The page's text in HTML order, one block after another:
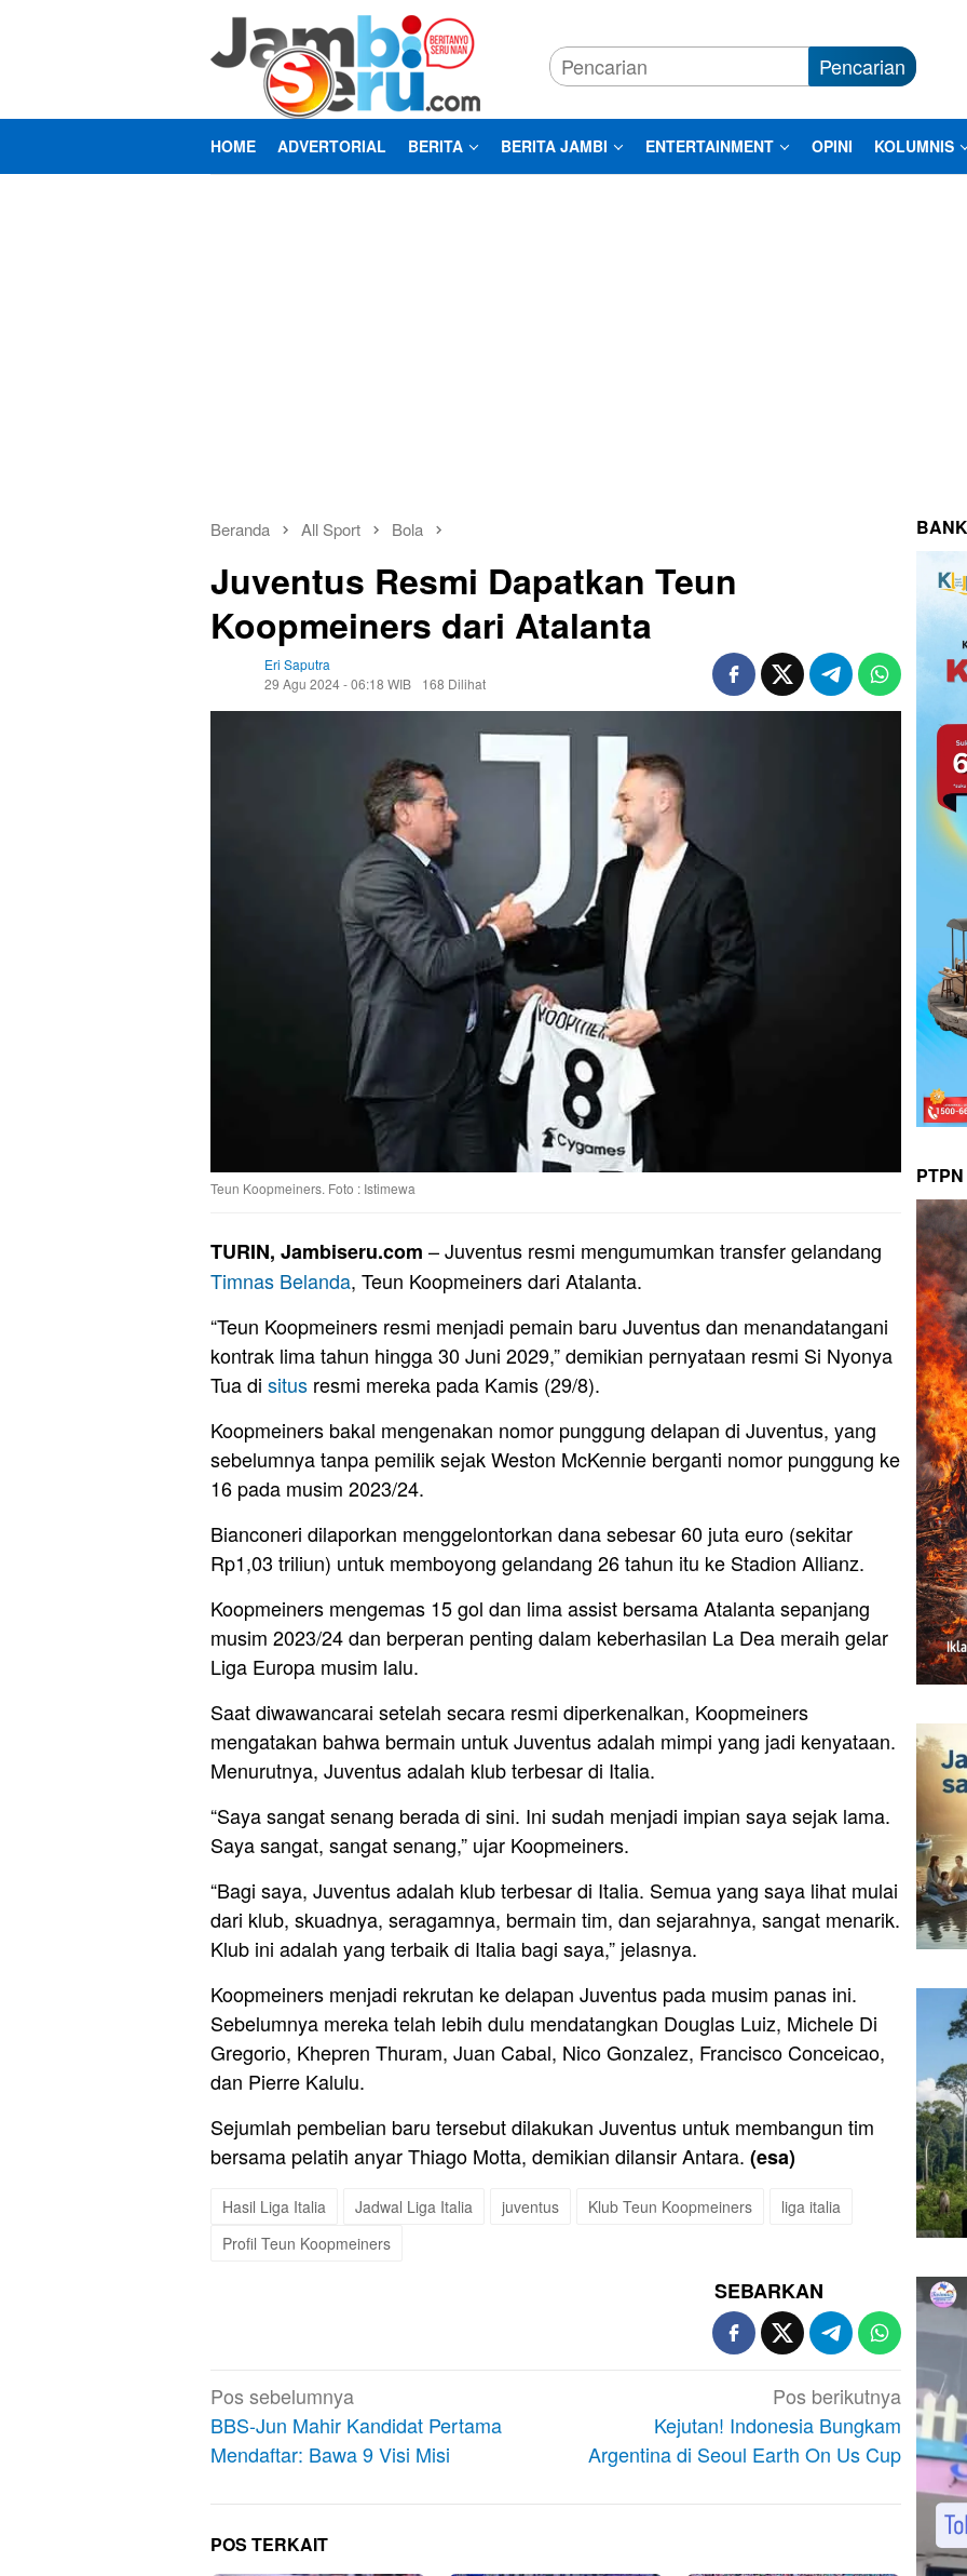
Pencarian
HOME ADVERTORIAL BERITA BERITA JAMBI ENTERTAINMENT OPINI KOLUMNIS
Beranda All Sport Bola
Juventus Resmi Dapatkan Teun
Koopmeiners dari Atalanta
Eri Saputra
29 Agu 2024 - 06:18 WIB
168 Dilihat
Teun Koopmeiners. Foto : Istimewa
TURIN, Jambiseru.com – Juventus resmi mengumumkan transfer gelandang
Timnas Belanda, Teun Koopmeiners dari Atalanta.
“Teun Koopmeiners resmi menjadi pemain baru Juventus dan menandatangani
kontrak lima tahun hingga 30 Juni 2029,” demikian pernyataan resmi Si Nyonya
Tua di situs resmi mereka pada Kamis (29/8).
Koopmeiners bakal mengenakan nomor punggung delapan di Juventus, yang
sebelumnya tanpa pemilik sejak Weston McKennie berganti nomor punggung ke
16 pada musim 2023/24.
Bianconeri dilaporkan menggelontorkan dana sebesar 60 juta euro (sekitar
Rp1,03 triliun) untuk memboyong gelandang 26 tahun itu ke Stadion Allianz.
Koopmeiners mengemas 15 gol dan lima assist bersama Atalanta sepanjang
musim 2023/24 dan berperan penting dalam keberhasilan La Dea meraih gelar
Liga Europa musim lalu.
Saat diwawancarai setelah secara resmi diperkenalkan, Koopmeiners
mengatakan bahwa bermain untuk Juventus adalah mimpi yang jadi kenyataan.
Menurutnya, Juventus adalah klub terbesar di Italia.
“Saya sangat senang berada di sini. Ini sudah menjadi impian saya sejak lama.
Saya sangat, sangat senang,” ujar Koopmeiners.
“Bagi saya, Juventus adalah klub terbesar di Italia. Semua yang saya lihat mulai
dari klub, skuadnya, seragamnya, bermain tim, dan sejarahnya, sangat menarik.
Klub ini adalah yang terbaik di Italia bagi saya,” jelasnya.
Koopmeiners menjadi rekrutan ke delapan Juventus pada musim panas ini.
Sebelumnya mereka telah lebih dulu mendatangkan Douglas Luiz, Michele Di
Gregorio, Khepren Thuram, Juan Cabal, Nico Gonzalez, Francisco Conceicao,
dan Pierre Kalulu.
Sejumlah pembelian baru tersebut dilakukan Juventus untuk membangun tim
bersama pelatih anyar Thiago Motta, demikian dilansir Antara. (esa)
Hasil Liga Italia Jadwal Liga Italia juventus Klub Teun Koopmeiners
liga italia
Profil Teun Koopmeiners
SEBARKAN
Navigasi
pos
Pos sebelumnya
BBS-Jun Mahir Kandidat Pertama
Mendaftar: Bawa 9 Visi Misi
Pos berikutnya
Kejutan! Indonesia Bungkam
Argentina di Seoul Earth On Us Cup
POS TERKAIT